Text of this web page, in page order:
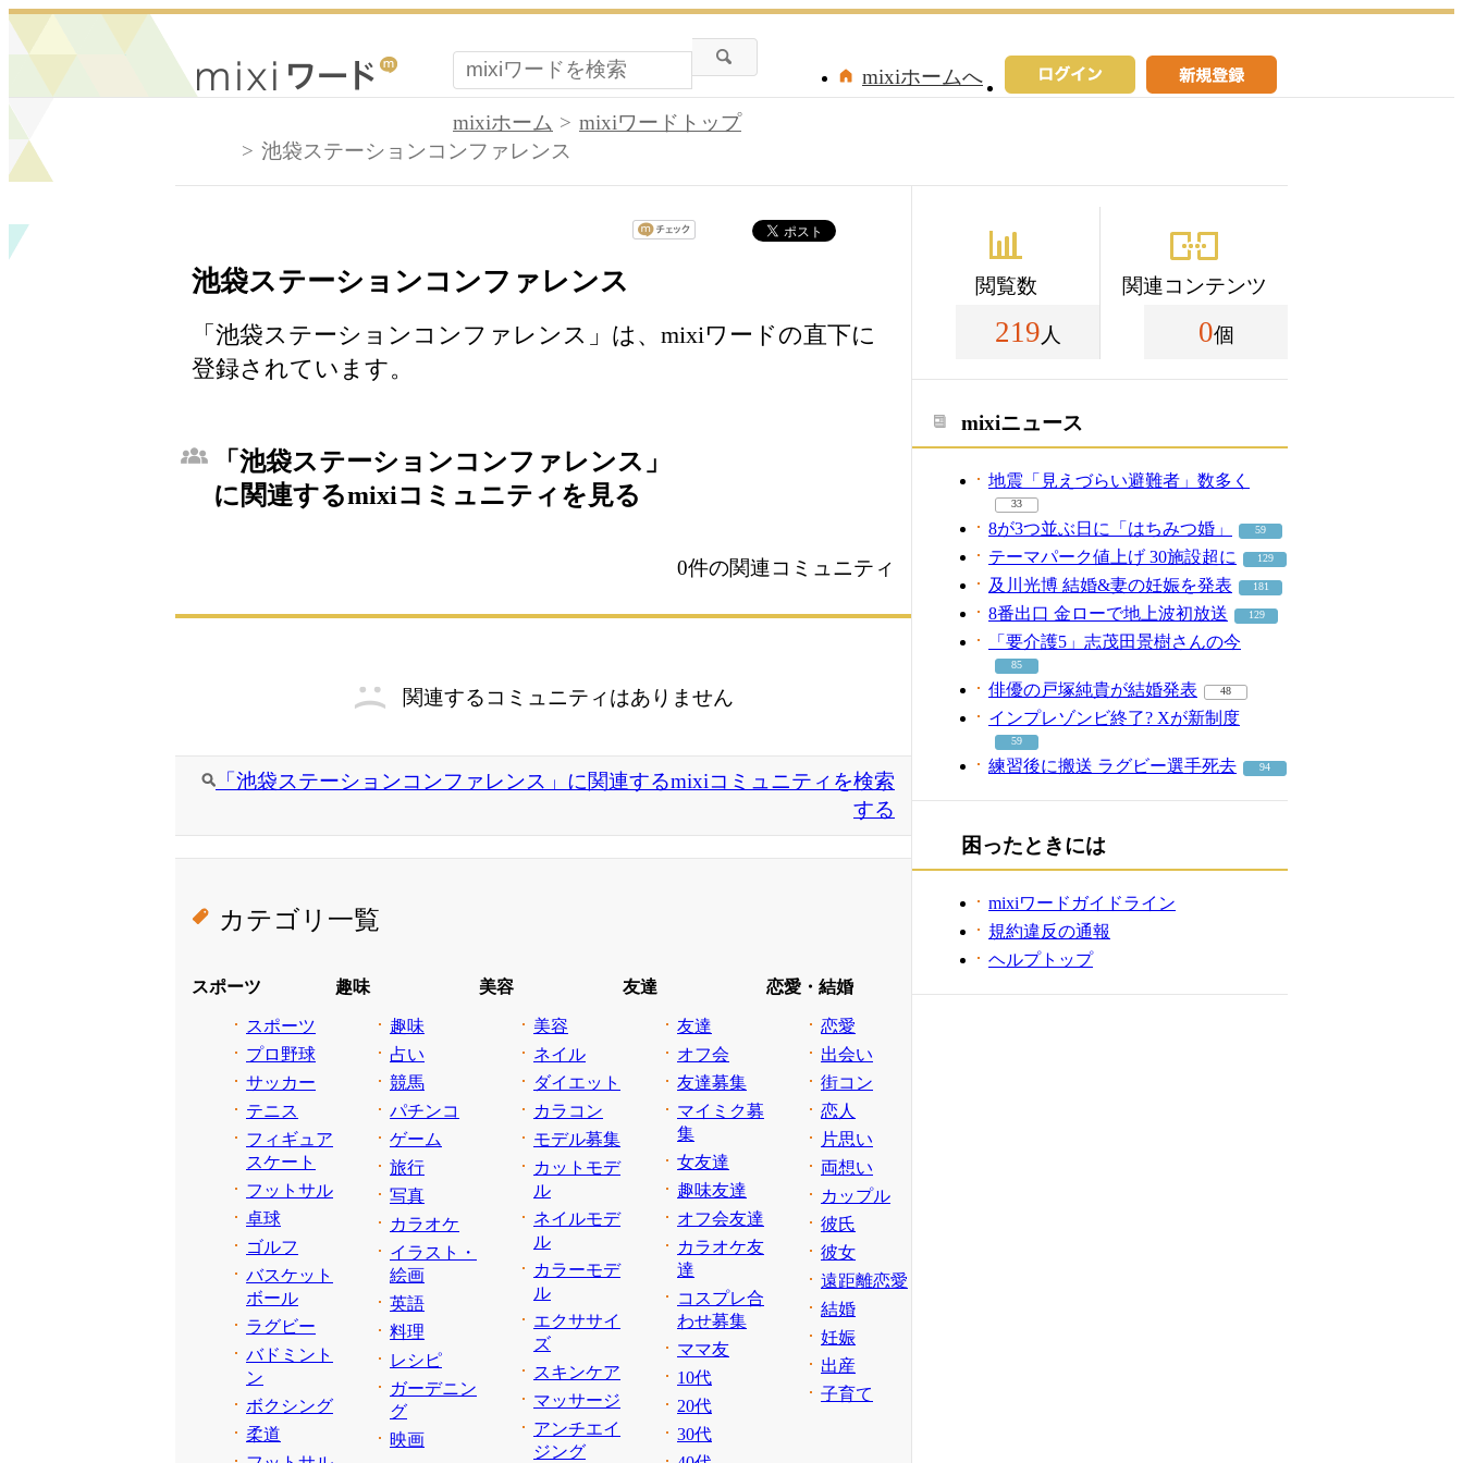
mixiホームへ
mixiホーム
mixiワードトップ
池袋ステーションコンファレンス
池袋ステーションコンファレンス
「池袋ステーションコンファレンス」は、mixiワードの直下に
登録されています。
「池袋ステーションコンファレンス」
に関連するmixiコミュニティを見る
0件の関連コミュニティ
関連するコミュニティはありません
「池袋ステーションコンファレンス」に関連するmixiコミュニティを検索
する
カテゴリ一覧
スポーツ
スポーツ
プロ野球
サッカー
テニス
フィギュア
スケート
フットサル
卓球
ゴルフ
バスケット
ボール
ラグビー
バドミント
ン
ボクシング
柔道
趣味
趣味
占い
競馬
パチンコ
ゲーム
旅行
写真
カラオケ
イラスト・
絵画
英語
料理
レシピ
ガーデニン
グ
映画
美容
美容
ネイル
ダイエット
カラコン
モデル募集
カットモデ
ル
ネイルモデ
ル
カラーモデ
ル
エクササイ
ズ
スキンケア
マッサージ
アンチエイ
ジング
友達
友達
オフ会
友達募集
マイミク募
集
女友達
趣味友達
オフ会友達
カラオケ友
達
コスプレ合
わせ募集
ママ友
10代
20代
30代
恋愛・結婚
恋愛
出会い
街コン
恋人
片思い
両想い
カップル
彼氏
彼女
遠距離恋愛
結婚
妊娠
出産
子育て
閲覧数
219 人
関連コンテンツ
0個
mixiニュース
地震「見えづらい避難者」数多く
33
8が3つ並ぶ日に「はちみつ婚」 59
テーマパーク値上げ 30施設超に 129
及川光博 結婚&妻の妊娠を発表 181
8番出口 金ローで地上波初放送 129
「要介護5」志茂田景樹さんの今
85
俳優の戸塚純貴が結婚発表 48
インプレゾンビ終了? Xが新制度
59
練習後に搬送 ラグビー選手死去 94
困ったときには
mixiワードガイドライン
規約違反の通報
ヘルプトップ